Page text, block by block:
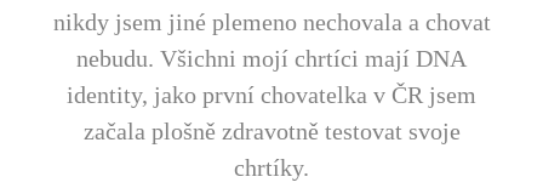
nikdy jsem jiné plemeno nechovala a chovat
nebudu. Všichni mojí chrtíci mají DNA
identity, jako první chovatelka v ČR jsem
začala plošně zdravotně testovat svoje
chrtíky.